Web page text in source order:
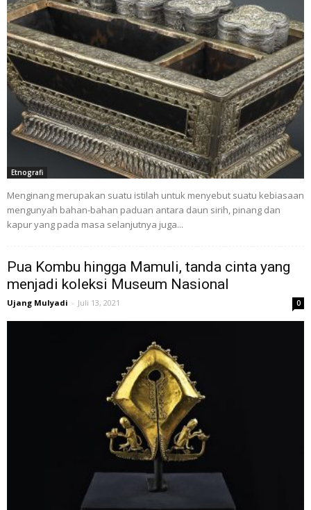
Etnografi
Menginang merupakan suatu istilah untuk menyebut suatu kebiasaan
mengunyah bahan-bahan paduan antara daun sirih, pinang dan
kapur yang pada masa selanjutnya juga...
Pua Kombu hingga Mamuli, tanda cinta yang
menjadi koleksi Museum Nasional
Ujang Mulyadi - Juli 13, 2021 0